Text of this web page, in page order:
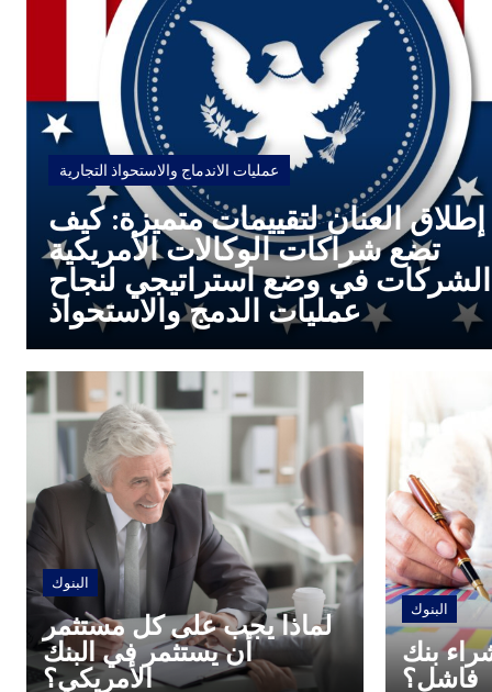
عمليات الاندماج والاستحواذ التجارية
إطلاق العنان لتقييمات متميزة: كيف
تضع شراكات الوكالات الأمريكية
الشركات في وضع استراتيجي لنجاح
عمليات الدمج والاستحواذ
البنوك
لماذا يجب على كل مستثمر
أن يستثمر في البنك
الأمريكي؟
البنوك
بنك
فاشل؟